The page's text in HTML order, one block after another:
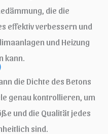
die die
effektiv verbessern und
und Heizung
kann.
die Dichte des Betons
genau kontrollieren, um
und die Qualität jedes
sind.